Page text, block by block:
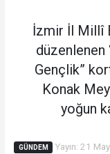
İzmir İl Millî
Gençlik”
Konak
yoğun
GÜNDEM
Yayın: 21